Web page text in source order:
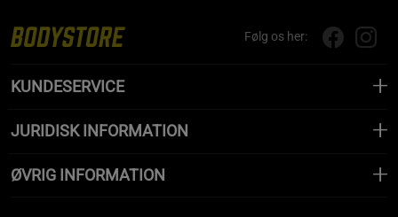
Følg os her:
KUNDESERVICE
JURIDISK INFORMATION
ØVRIG INFORMATION